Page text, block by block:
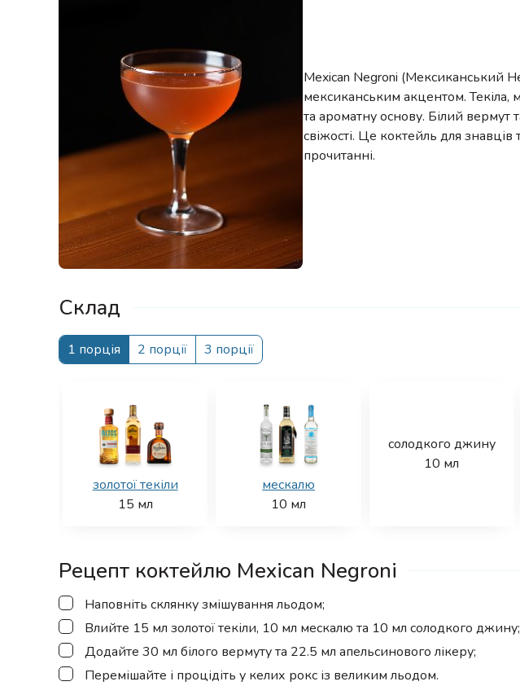
Mexican Negroni (Мексиканський
мексиканським акцентом.
та ароматну основу. Білий вермут
свіжості. Це коктейль для
прочитанні.
Склад
1 порція 2 порції 3 порції
золотої текіли
15 мл
мескалю
10 мл
солодкого джину
10 мл
Рецепт коктейлю Mexican Negroni
▢
Наповніть склянку змішування льодом;
▢
Влийте 15 мл золотої текіли, 10 мл мескалю та 10 мл солодкого джину;
▢
Додайте 30 мл білого вермуту та 22.5 мл апельсинового лікеру;
▢
Перемішайте і процідіть у келих рокс із великим льодом.